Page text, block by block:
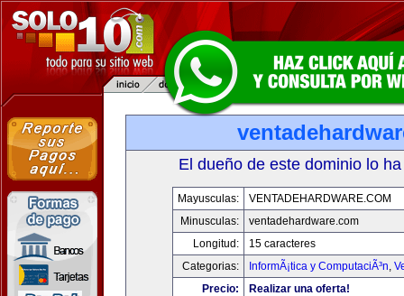
El dueño de este dominio lo
Mayusculas:
VENTADEHARDWARE.COM
Minusculas:
ventadehardware.com
Longitud:
15 caracteres
Categorias:
InformÃ¡tica y ComputaciÃ³n,
Precio:
Realizar una oferta!